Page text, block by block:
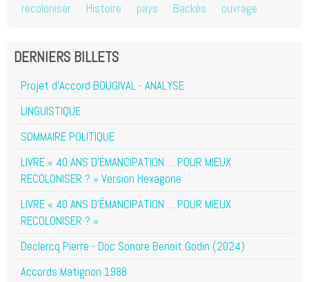
recoloniser
Histoire pays Backès ouvrage
DERNIERS BILLETS
Projet d'Accord BOUGIVAL - ANALYSE
LINGUISTIQUE
SOMMAIRE POLITIQUE
LIVRE « 40 ANS D’ÉMANCIPATION … POUR MIEUX
RECOLONISER ? » Version Hexagone
LIVRE « 40 ANS D’ÉMANCIPATION … POUR MIEUX
RECOLONISER ? »
Declercq Pierre - Doc Sonore Benoit Godin (2024)
Accords Matignon 1988